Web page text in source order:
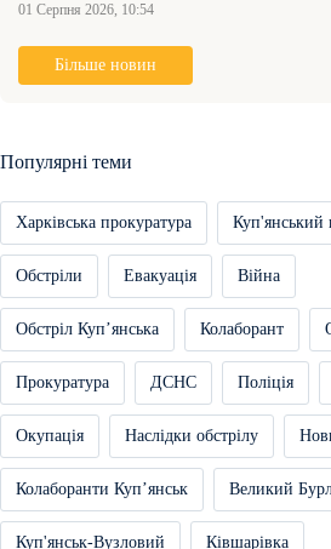
01 Серпня 2026, 10:54
Більше новин
Популярні теми
Харківська прокуратура Куп'янський
Обстріли Евакуація Війна
Обстріл Купʼянська Колаборант
Прокуратура ДСНС Поліція
Окупація Наслідки обстрілу
Колаборанти Купʼянськ Великий
Куп'янськ-Вузловий Ківшарівка